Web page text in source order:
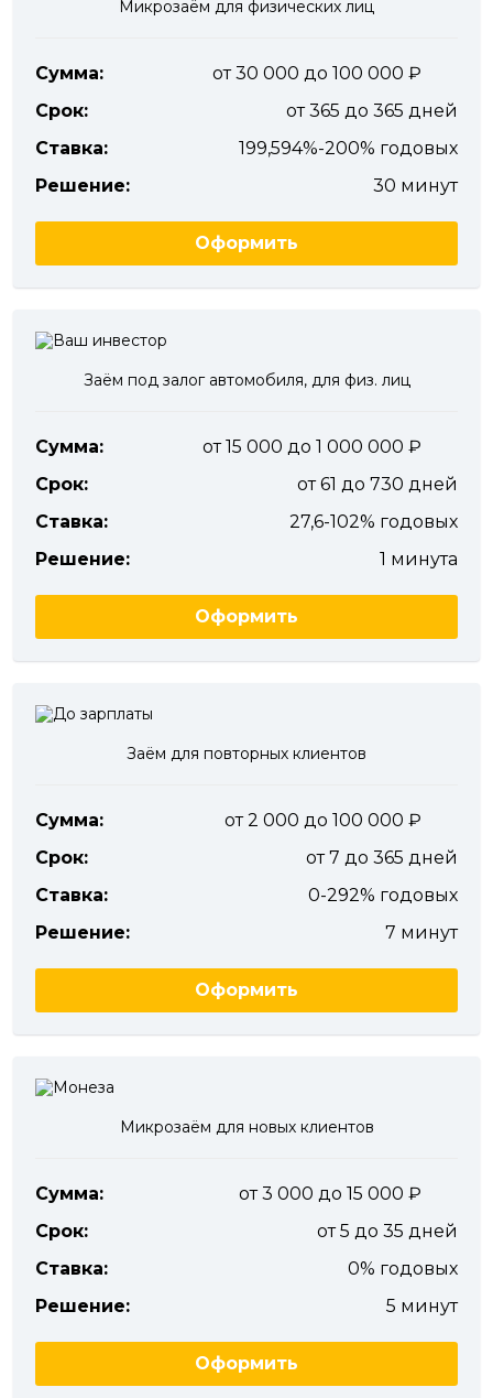
Микрозаём для физических лиц
Сумма:
от 30 000 до 100 000
Срок:
от 365 до 365 дней
Ставка:
199,594%-200% годовых
Решение:
30 минут
Оформить
Заём под залог автомобиля, для физ. лиц
Сумма:
от 15 000 до 1 000 000
Срок:
от 61 до 730 дней
Ставка:
27,6-102% годовых
Решение:
1 минута
Оформить
Заём для повторных клиентов
Сумма:
от 2 000 до 100 000
Срок:
от 7 до 365 дней
Ставка:
0-292% годовых
Решение:
7 минут
Оформить
Микрозаём для новых клиентов
Сумма:
от 3 000 до 15 000
Срок:
от 5 до 35 дней
Ставка:
0% годовых
Решение:
5 минут
Оформить